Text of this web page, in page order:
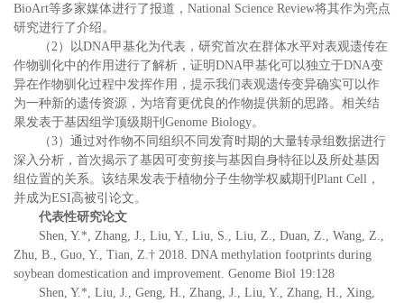
BioArt等多家媒体进行了报道，National Science Review将其作为亮点
研究进行了介绍。
（2）以DNA甲基化为代表，研究首次在群体水平对表观遗传在
作物驯化中的作用进行了解析，证明DNA甲基化可以独立于DNA变
异在作物驯化过程中发挥作用，提示我们表观遗传变异确实可以作
为一种新的遗传资源，为培育更优良的作物提供新的思路。相关结
果发表于基因组学顶级期刊Genome Biology。
（3）通过对作物不同组织不同发育时期的大量转录组数据进行
深入分析，首次揭示了基因可变剪接与基因自身特征以及所处基因
组位置的关系。该结果发表于植物分子生物学权威期刊Plant Cell，
并成为ESI高被引论文。
代表性研究论文
Shen, Y.*, Zhang, J., Liu, Y., Liu, S., Liu, Z., Duan, Z., Wang, Z.,
Zhu, B., Guo, Y., Tian, Z.† 2018. DNA methylation footprints during
soybean domestication and improvement. Genome Biol 19:128
Shen, Y.*, Liu, J., Geng, H., Zhang, J., Liu, Y., Zhang, H., Xing,